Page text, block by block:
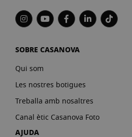
SOBRE CASANOVA
Qui som
Les nostres botigues
Treballa amb nosaltres
Canal ètic Casanova Foto
AJUDA